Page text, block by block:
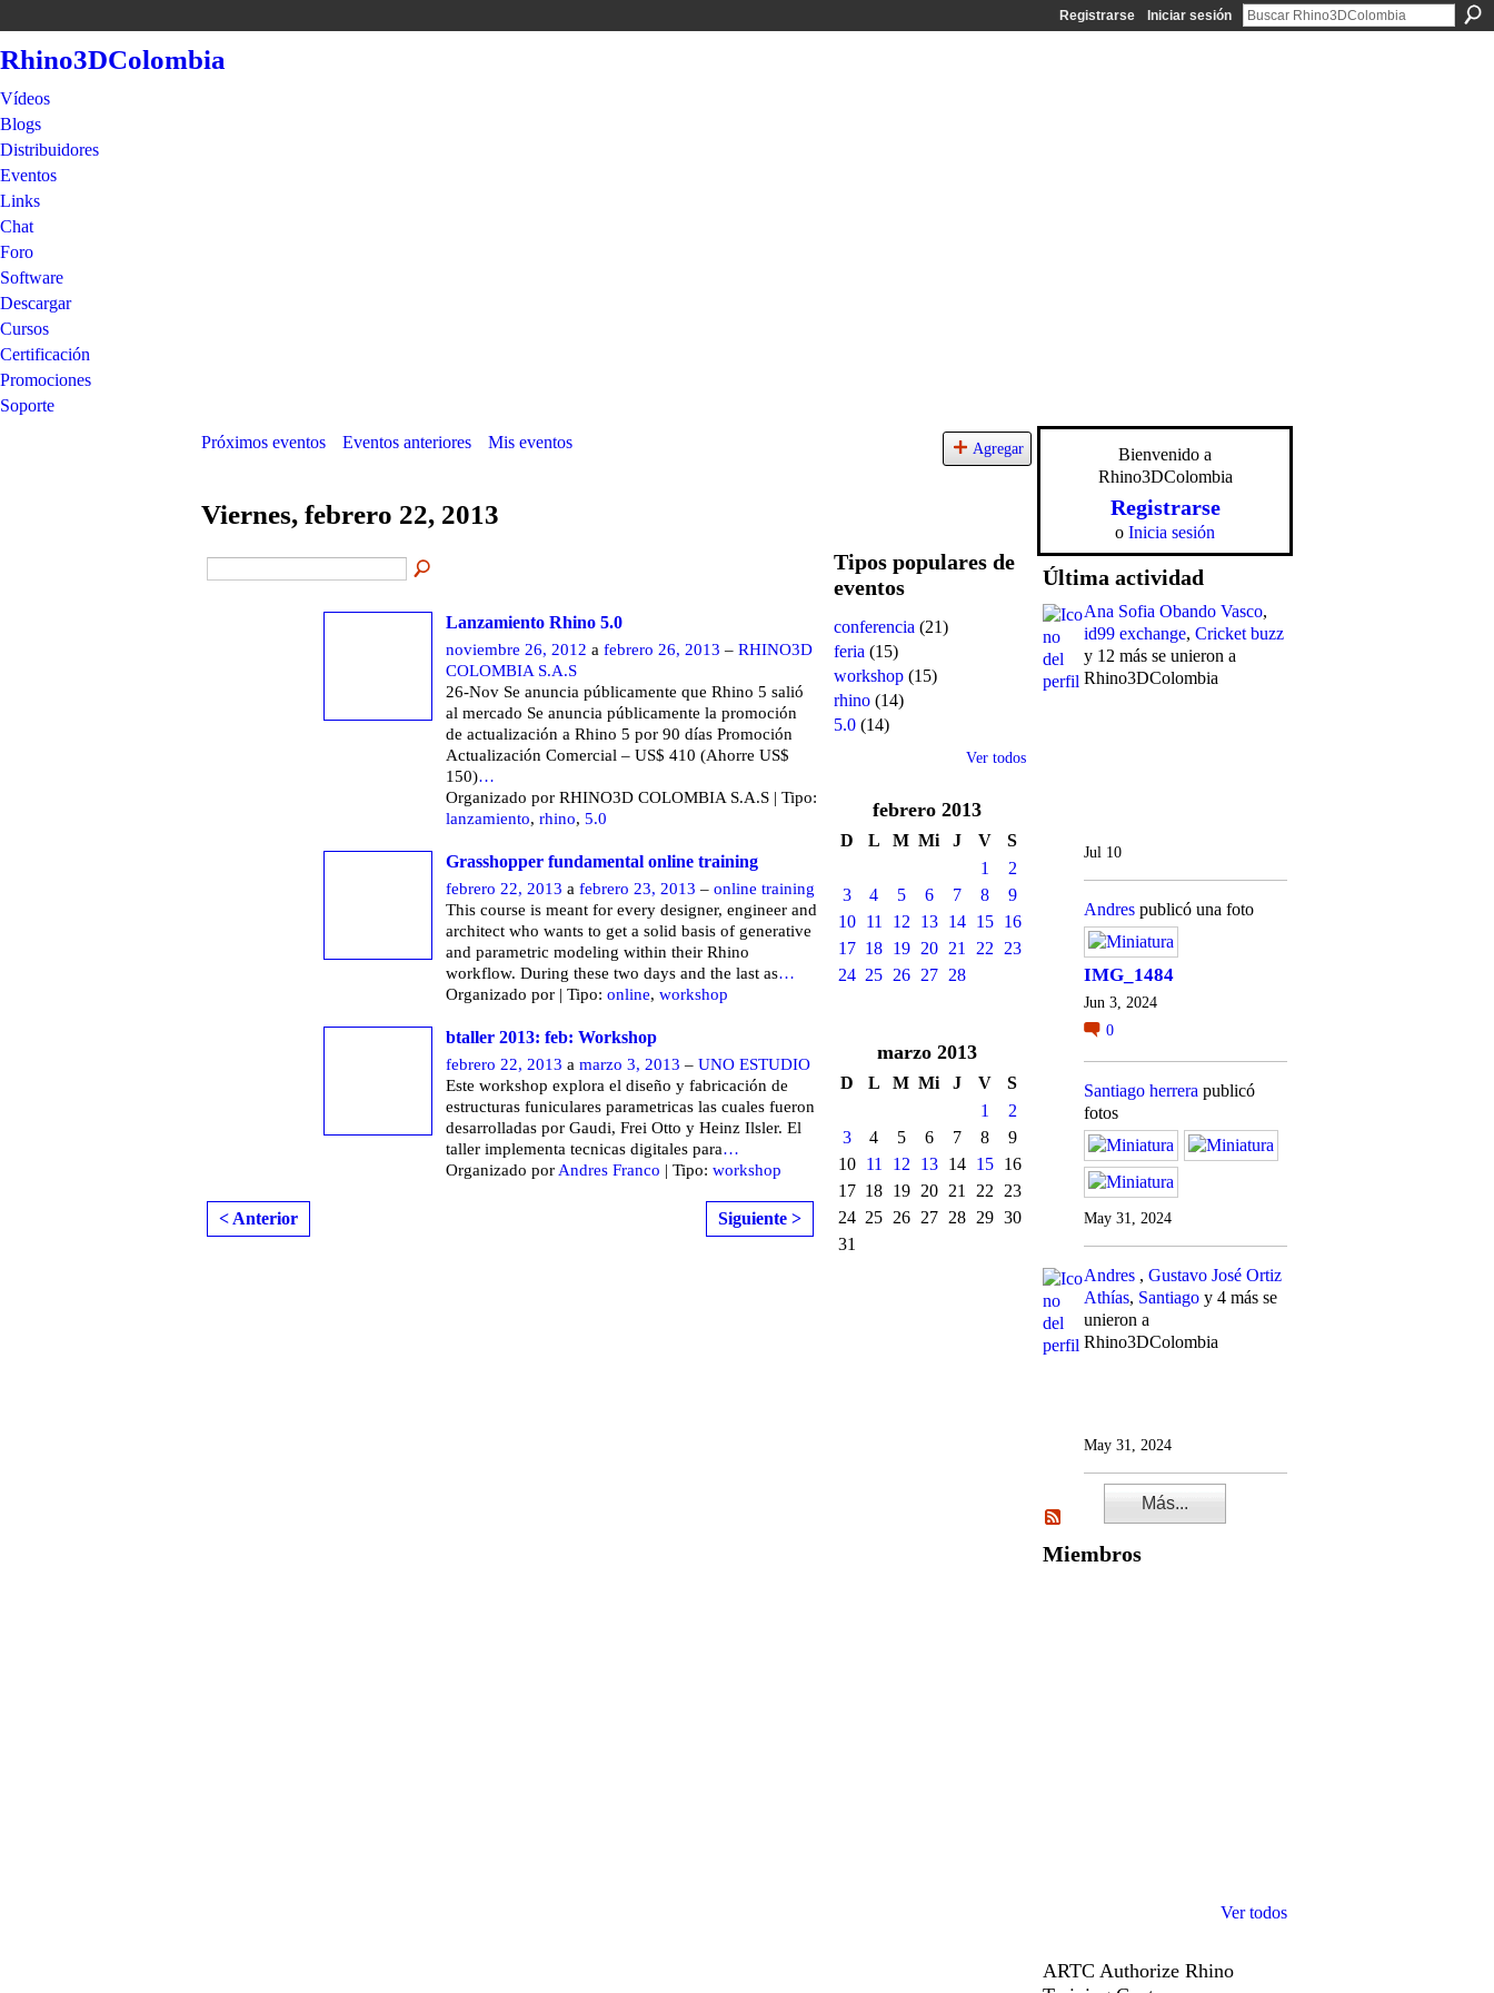
Registrarse Iniciar sesión
Rhino3DColombia
Vídeos
Blogs
Distribuidores
Eventos
Links
Chat
Foro
Software
Descargar
Cursos
Certificación
Promociones
Soporte
Próximos eventos
Eventos anteriores Mis eventos Agregar
Viernes, febrero 22, 2013
Lanzamiento Rhino 5.0
noviembre 26, 2012 a febrero 26, 2013 – RHINO3D
COLOMBIA S.A.S
26-Nov Se anuncia públicamente que Rhino 5 salió
al mercado Se anuncia públicamente la promoción
de actualización a Rhino 5 por 90 días Promoción
Actualización Comercial – US$ 410 (Ahorre US$
150)…
Organizado por RHINO3D COLOMBIA S.A.S | Tipo:
lanzamiento, rhino, 5.0
Grasshopper fundamental online training
febrero 22, 2013 a febrero 23, 2013 – online training
This course is meant for every designer, engineer and
architect who wants to get a solid basis of generative
and parametric modeling within their Rhino
workflow. During these two days and the last as…
Organizado por | Tipo: online, workshop
btaller 2013: feb: Workshop
febrero 22, 2013 a marzo 3, 2013 – UNO ESTUDIO
Este workshop explora el diseño y fabricación de
estructuras funiculares parametricas las cuales fueron
desarrolladas por Gaudi, Frei Otto y Heinz Ilsler. El
taller implementa tecnicas digitales para…
Organizado por Andres Franco | Tipo: workshop
< Anterior Siguiente >
Tipos populares de
eventos
conferencia (21)
feria (15)
workshop (15)
rhino (14)
5.0 (14)
Ver todos
febrero 2013
D L M Mi J V
S
1
2
3
4 5 6 7 8
9
10 11 12 13 14 15
16
17 18 19 20 21 22
23
24 25 26 27 28
marzo 2013
D L M Mi J V
S
1
2
3
4 5 6 7 8
9
10 11 12 13 14 15
16
17 18 19 20 21 22
23
24 25 26 27 28 29 30
31
Bienvenido a
Rhino3DColombia
Registrarse
o Inicia sesión
Última actividad
Ana Sofia Obando Vasco,
id99 exchange, Cricket buzz
y 12 más se unieron a
Rhino3DColombia
Jul 10
Andres publicó una foto
IMG_1484
Jun 3, 2024
0
Santiago herrera publicó
fotos
May 31, 2024
Andres , Gustavo José Ortiz
Athías, Santiago y 4 más se
unieron a
Rhino3DColombia
May 31, 2024
Más...
Miembros
Ver todos
ARTC Authorize Rhino